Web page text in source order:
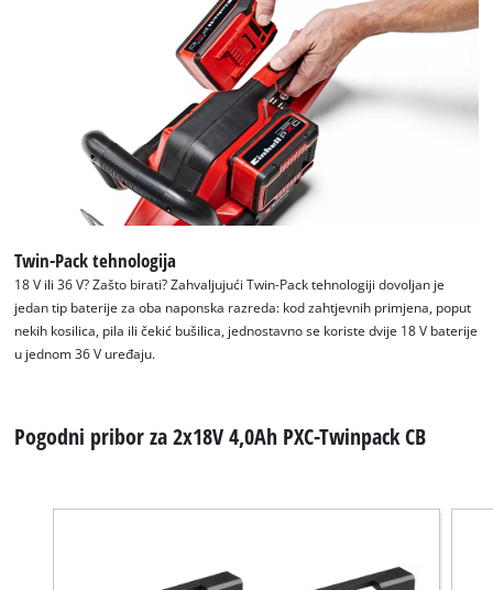
This content is not permitted to load due
to trackers that are not disclosed to the
visitor. The website owner needs to setup
the site with their CMP to add this content
to the list of technologies used.
Powered byUsercentrics Consent
Management Platform
Twin-Pack tehnologija
18 V ili 36 V? Zašto birati? Zahvaljujući Twin-Pack tehnologiji dovoljan je
jedan tip baterije za oba naponska razreda: kod zahtjevnih primjena, poput
nekih kosilica, pila ili čekić bušilica, jednostavno se koriste dvije 18 V baterije
u jednom 36 V uređaju.
Pogodni pribor za 2x18V 4,0Ah PXC-Twinpack CB